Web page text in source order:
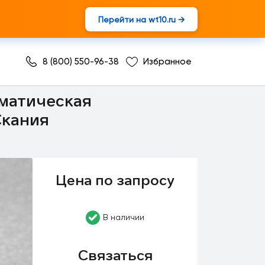
Перейти на wt10.ru →
8 (800) 550-96-38 Избранное
Цена по запросу
В наличии
Связаться